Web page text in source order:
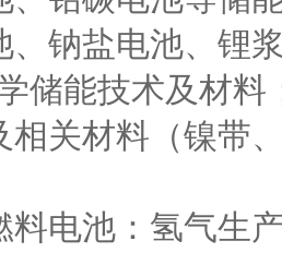
、钠盐电池、锂
储能技术及材料
相关材料（镍带
料电池：氢气生